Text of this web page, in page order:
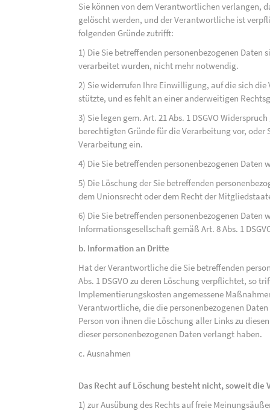
Sie können von dem Verantwortlichen verlangen,
gelöscht werden, und der Verantwortliche ist
folgenden Gründe zutrifft:
1) Die Sie betreffenden personenbezogenen Daten
verarbeitet wurden, nicht mehr notwendig.
2) Sie widerrufen Ihre Einwilligung, auf die sich die
stützte, und es fehlt an einer anderweitigen
3) Sie legen gem. Art. 21 Abs. 1 DSGVO
berechtigten Gründe für die Verarbeitung vor, oder
Verarbeitung ein.
4) Die Sie betreffenden personenbezogenen
5) Die Löschung der Sie betreffenden
dem Unionsrecht oder dem Recht der
6) Die Sie betreffenden personenbezogenen Daten
Informationsgesellschaft gemäß Art. 8 Abs. 1
b. Information an Dritte
Hat der Verantwortliche die Sie betreffenden
Abs. 1 DSGVO zu deren Löschung verpflichtet, so
Implementierungskosten angemessene
Verantwortliche, die die personenbezogenen
Person von ihnen die Löschung aller Links zu
dieser personenbezogenen Daten verlangt haben.
c. Ausnahmen
Das Recht auf Löschung besteht nicht, soweit
1) zur Ausübung des Rechts auf freie